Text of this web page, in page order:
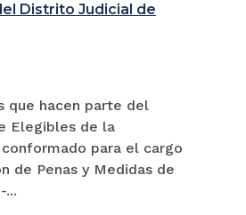
Distrito Judicial de
que hacen parte del
Elegibles de la
para el cargo
de Penas y Medidas de
...